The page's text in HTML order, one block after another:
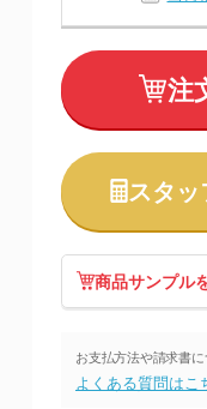
注
スタ
商品サンプル
お支払方法や請求書
よくある質問はこ